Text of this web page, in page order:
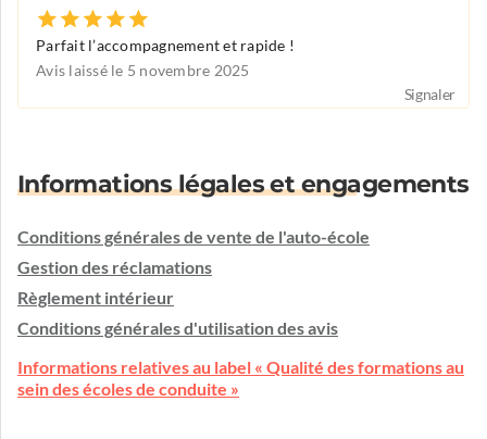
Parfait l’accompagnement et rapide !
Avis laissé le 5 novembre 2025
Signaler
Informations légales et engagements
Conditions générales de vente de l'auto-école
Gestion des réclamations
Règlement intérieur
Conditions générales d'utilisation des avis
Informations relatives au label « Qualité des formations au
sein des écoles de conduite »